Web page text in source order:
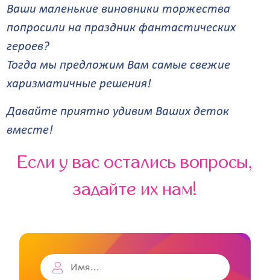
Ваши маленькие виновники торжества
попросили на праздник фантастических
героев?
Тогда мы предложим Вам самые свежие
харизматичные решения!
Давайте приятно удивим Ваших деток
вместе!
Если у вас остались вопросы,
задайте их нам!